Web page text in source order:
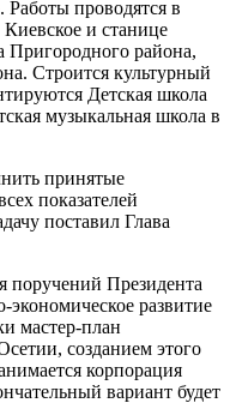
Работы проводятся в
и станице
Пригородного района,
Строится культурный
Детская школа
музыкальная школа в
принятые
показателей
поставил Глава
Президента
развитие
мастер-план
созданием этого
корпорация
вариант будет